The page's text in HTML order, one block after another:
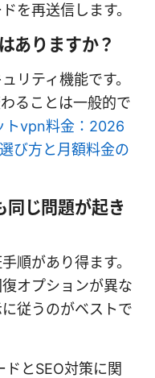
を再送信します。
ありますか？
リティ機能です。
ることは一般的で
トvpn料金：2026
び方と月額料金の
じ問題が起き
順があり得ます。
オプションが異な
従うのがベストで
とSEO対策に関